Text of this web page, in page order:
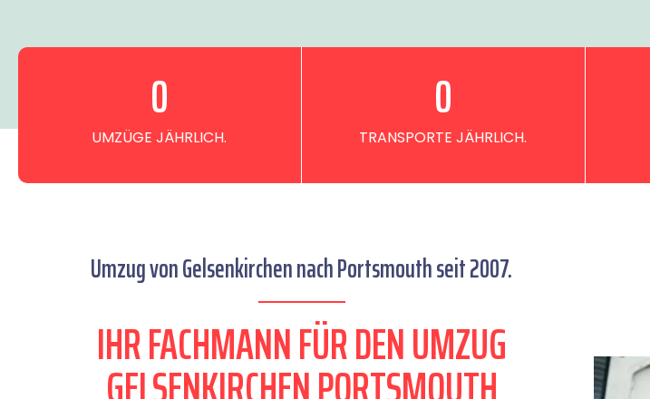
UMZÜGE JÄHRLICH.
0
TRANSPORTE JÄHRLICH.
0
Umzug von Gelsenkirchen nach Portsmouth seit 2007.
IHR FACHMANN FÜR DEN UMZUG